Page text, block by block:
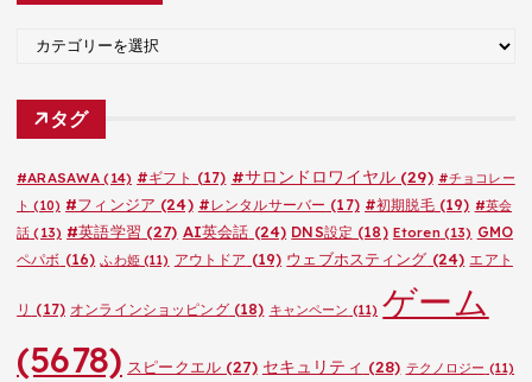
ゴ
タグ
#ARASAWA (14) #ギフト (17) #サロンドロワイヤル(29) #チョコレー
ト (10) #フィンジア (24) #レンタルサーバー (17) #初期脱毛(19) #英会
話 (13) #英語学習 (27) AI英会話 (24) DNS設定 (18) Etoren(13) GMO
ペパボ (16) ふわ姫(11) アウトドア (19) ウェブホスティング (24) エアト
リ (17) オンラインショッピング(18) キャンペーン (11) ゲーム
(5678) スピークエル(27) セキュリティ (28) テクノロジー (11)